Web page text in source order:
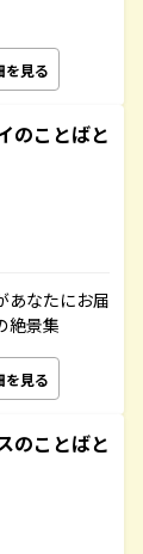
を見る
のことばと
あなたにお届
絶景集
を見る
のことばと